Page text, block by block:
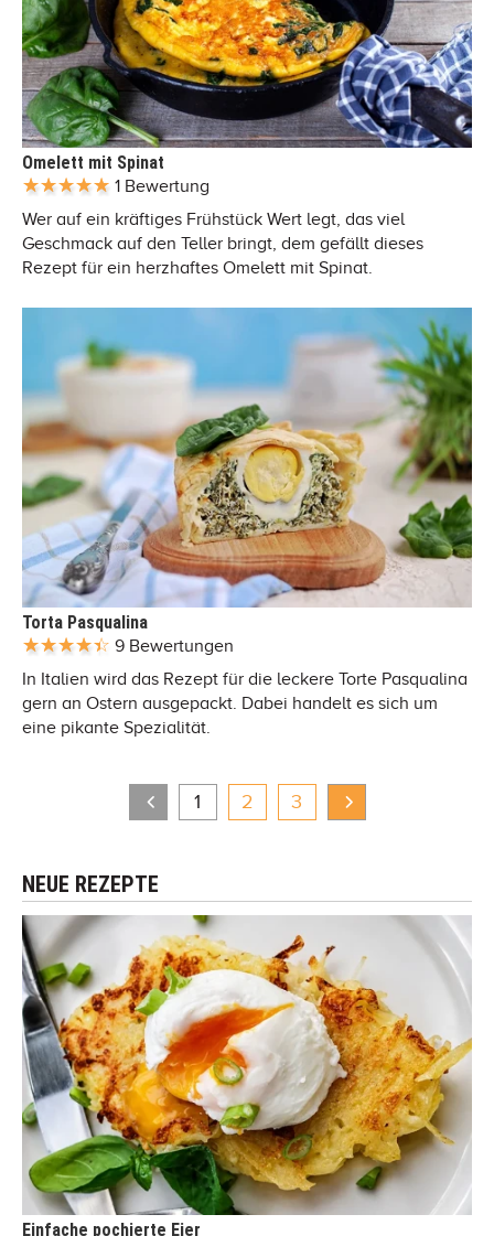
Omelett mit Spinat
1 Bewertung
Wer auf ein kräftiges Frühstück Wert legt, das viel
Geschmack auf den Teller bringt, dem gefällt dieses
Rezept für ein herzhaftes Omelett mit Spinat.
Torta Pasqualina
9 Bewertungen
In Italien wird das Rezept für die leckere Torte Pasqualina
gern an Ostern ausgepackt. Dabei handelt es sich um
eine pikante Spezialität.
1 2 3
NEUE REZEPTE
Einfache pochierte Eier